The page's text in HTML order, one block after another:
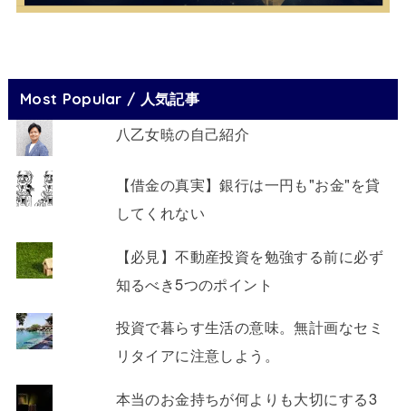
Most Popular / 人気記事
八乙女暁の自己紹介
【借金の真実】銀行は一円も"お金"を貸
してくれない
【必見】不動産投資を勉強する前に必ず
知るべき5つのポイント
投資で暮らす生活の意味。無計画なセミ
リタイアに注意しよう。
本当のお金持ちが何よりも大切にする3